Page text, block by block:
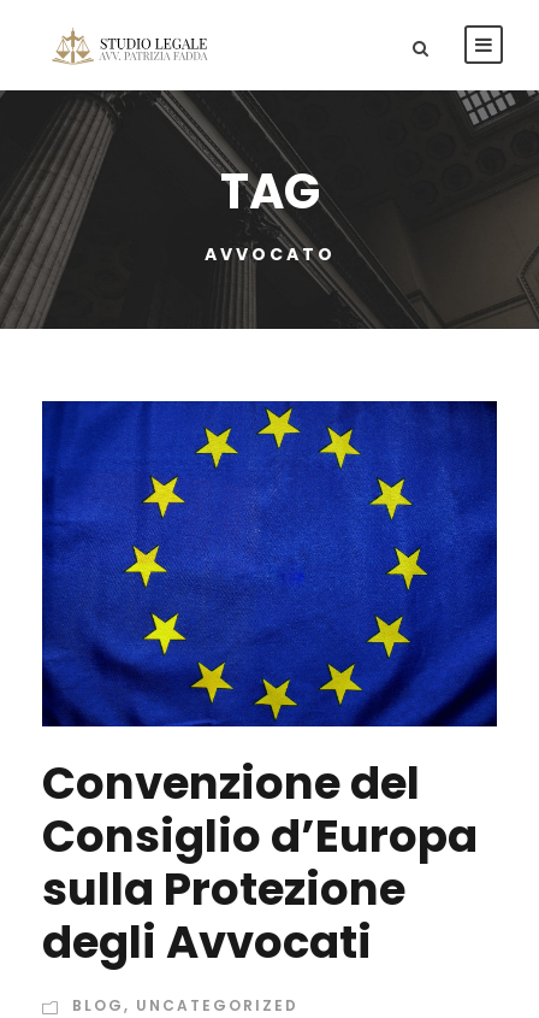
TAG
AVVOCATO
Convenzione del
Consiglio d’Europa
sulla Protezione
degli Avvocati
BLOG, UNCATEGORIZED